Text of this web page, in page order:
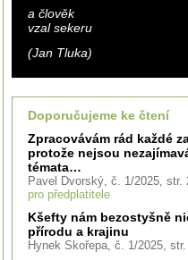
a člověk
vzal sekeru
(Jan Tluka)
Doporučujeme ke čtení
Zpracovávám rád každé
protože nejsou
témata…
Pavel Dvorský, č. 1/2025, str.
pro předplatitele
Kšefty nám bezostyšně
přírodu a krajinu
Hynek Skořepa, č. 1/2025,